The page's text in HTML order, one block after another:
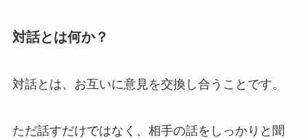
対話とは何か？
対話とは、お互いに意見を交換し合うことです。
ただ話すだけではなく、相手の話をしっかりと聞